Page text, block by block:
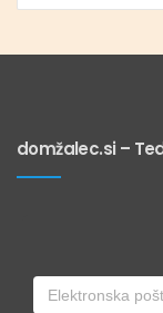
domžalec.si –